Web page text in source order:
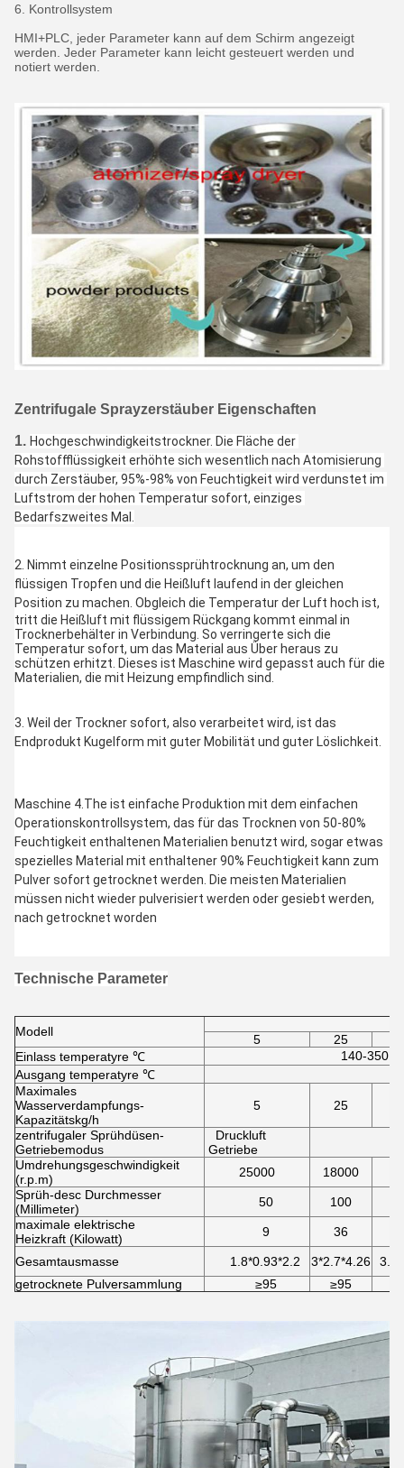
6. Kontrollsystem
HMI+PLC, jeder Parameter kann auf dem Schirm angezeigt
werden. Jeder Parameter kann leicht gesteuert werden und
notiert werden.
Zentrifugale Sprayzerstäuber Eigenschaften
1. Hochgeschwindigkeitstrockner. Die Fläche der
Rohstoffflüssigkeit erhöhte sich wesentlich nach Atomisierung
durch Zerstäuber, 95%-98% von Feuchtigkeit wird verdunstet im
Luftstrom der hohen Temperatur sofort, einziges
Bedarfszweites Mal.
2. Nimmt einzelne Positionssprühtrocknung an, um den
flüssigen Tropfen und die Heißluft laufend in der gleichen
Position zu machen. Obgleich die Temperatur der Luft hoch ist,
tritt die Heißluft mit flüssigem Rückgang kommt einmal in
Trocknerbehälter in Verbindung. So verringerte sich die
Temperatur sofort, um das Material aus Über heraus zu
schützen erhitzt. Dieses ist Maschine wird gepasst auch für die
Materialien, die mit Heizung empfindlich sind.
3. Weil der Trockner sofort, also verarbeitet wird, ist das
Endprodukt Kugelform mit guter Mobilität und guter Löslichkeit.
Maschine 4.The ist einfache Produktion mit dem einfachen
Operationskontrollsystem, das für das Trocknen von 50-80%
Feuchtigkeit enthaltenen Materialien benutzt wird, sogar etwas
spezielles Material mit enthaltener 90% Feuchtigkeit kann zum
Pulver sofort getrocknet werden. Die meisten Materialien
müssen nicht wieder pulverisiert werden oder gesiebt werden,
nach getrocknet worden
Technische Parameter
Modell
5 25
Einlass temperatyre ℃
140-350
Ausgang temperatyre ℃
Maximales
Wasserverdampfungs-
Kapazitätskg/h
5 25
zentrifugaler Sprühdüsen-
Getriebemodus
Druckluft
Getriebe
Umdrehungsgeschwindigkeit
(r.p.m)
25000 18000
Sprüh-desc Durchmesser
(Millimeter)
50 100
maximale elektrische
Heizkraft (Kilowatt)
9 36
Gesamtausmasse 1.8*0.93*2.2 3*2.7*4.26
getrocknete Pulversammlung
≥95 ≥95